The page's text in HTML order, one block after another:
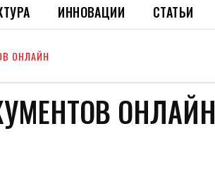
ИННОВАЦИИ СТАТЬИ
ОНЛАЙН
ОНЛАЙН